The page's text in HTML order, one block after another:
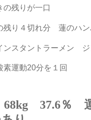
りが一口
４切れ分 蓮のハン
タントラーメン ジ
素運動20分を１回
37.6％